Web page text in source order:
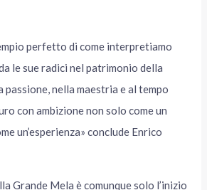
perfetto di come interpretiamo
le sue radici nel patrimonio della
nella maestria e al tempo
con ambizione non solo come un
un’esperienza» conclude Enrico
Grande Mela è comunque solo l’inizio